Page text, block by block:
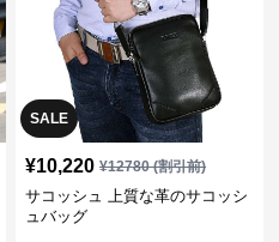
SALE
¥10,220 ¥12780(割引前)
サコッシュ 上質な革のサコッシ
ュバッグ